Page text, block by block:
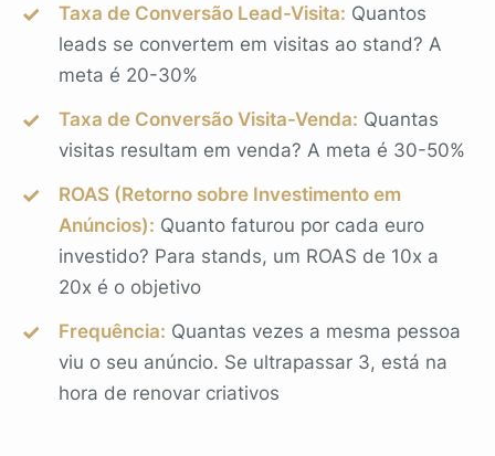
Taxa de Conversão Lead-Visita: Quantos
leads se convertem em visitas ao stand? A
meta é 20-30%
Taxa de Conversão Visita-Venda: Quantas
visitas resultam em venda? A meta é 30-50%
ROAS (Retorno sobre Investimento em
Anúncios): Quanto faturou por cada euro
investido? Para stands, um ROAS de 10x a
20x é o objetivo
Frequência: Quantas vezes a mesma pessoa
viu o seu anúncio. Se ultrapassar 3, está na
hora de renovar criativos